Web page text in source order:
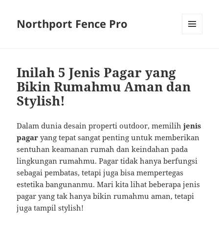
Northport Fence Pro
Inilah 5 Jenis Pagar yang
Bikin Rumahmu Aman dan
Stylish!
Dalam dunia desain properti outdoor, memilihjenis
pagar yang tepat sangat penting untuk memberikan
sentuhan keamanan rumah dan keindahan pada
lingkungan rumahmu. Pagar tidak hanya berfungsi
sebagai pembatas, tetapi juga bisa mempertegas
estetika bangunanmu. Mari kita lihat beberapa jenis
pagar yang tak hanya bikin rumahmu aman, tetapi
juga tampil stylish!